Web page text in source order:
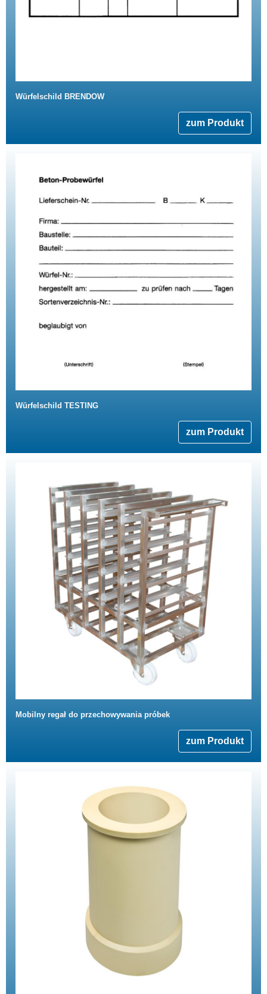
Würfelschild BRENDOW
zum Produkt
Würfelschild TESTING
zum Produkt
Mobilny regał do przechowywania próbek
zum Produkt